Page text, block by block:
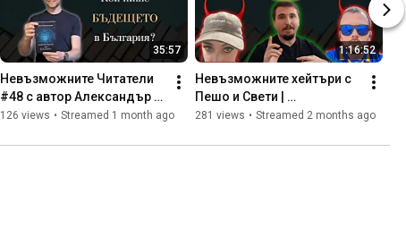
35:57
Невъзможните Читатели
#48 с автор Александър
Върхошков
126 views • Streamed 1 month ago
1:16:52
Невъзможните хейтъри с
Пешо и Свети |
Невъзможните читатели
281 views • Streamed 2 months ago